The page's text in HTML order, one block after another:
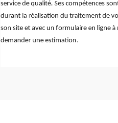
service de qualité. Ses compétences
durant la réalisation du traitement de
son site et avec un formulaire en ligne
demander une estimation.